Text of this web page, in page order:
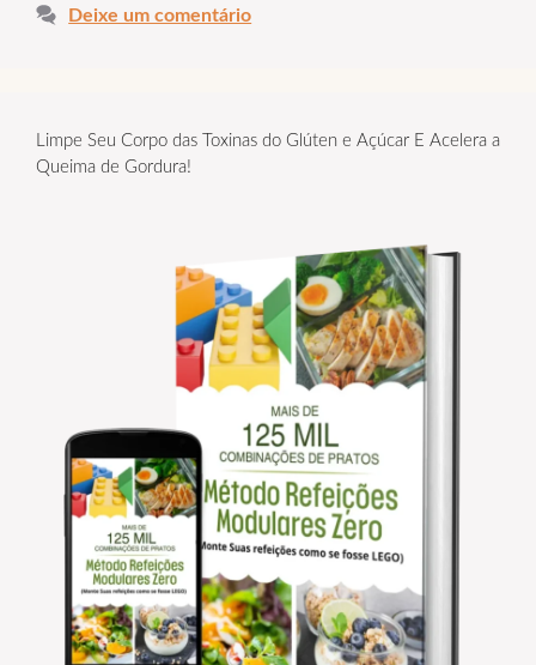
Deixe um comentário
Limpe Seu Corpo das Toxinas do Glúten e Açúcar E Acelera a
Queima de Gordura!